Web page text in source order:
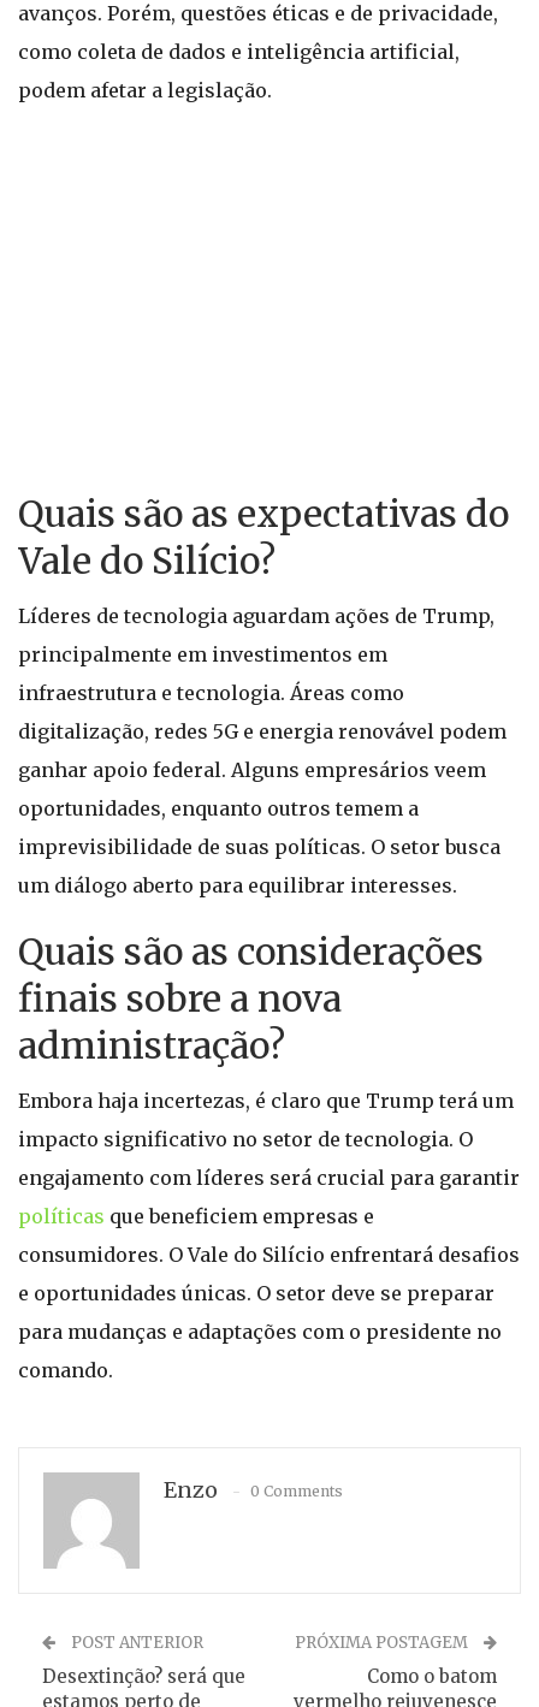
avanços. Porém, questões éticas e de privacidade,
como coleta de dados e inteligência artificial,
podem afetar a legislação.
Quais são as expectativas do
Vale do Silício?
Líderes de tecnologia aguardam ações de Trump,
principalmente em investimentos em
infraestrutura e tecnologia. Áreas como
digitalização, redes 5G e energia renovável podem
ganhar apoio federal. Alguns empresários veem
oportunidades, enquanto outros temem a
imprevisibilidade de suas políticas. O setor busca
um diálogo aberto para equilibrar interesses.
Quais são as considerações
finais sobre a nova
administração?
Embora haja incertezas, é claro que Trump terá um
impacto significativo no setor de tecnologia. O
engajamento com líderes será crucial para garantir
políticas que beneficiem empresas e
consumidores. O Vale do Silício enfrentará desafios
e oportunidades únicas. O setor deve se preparar
para mudanças e adaptações com o presidente no
comando.
Enzo 0 Comments
POST ANTERIOR
Desextinção? será que
estamos perto de
PRÓXIMA POSTAGEM
Como o batom
vermelho rejuvenesce